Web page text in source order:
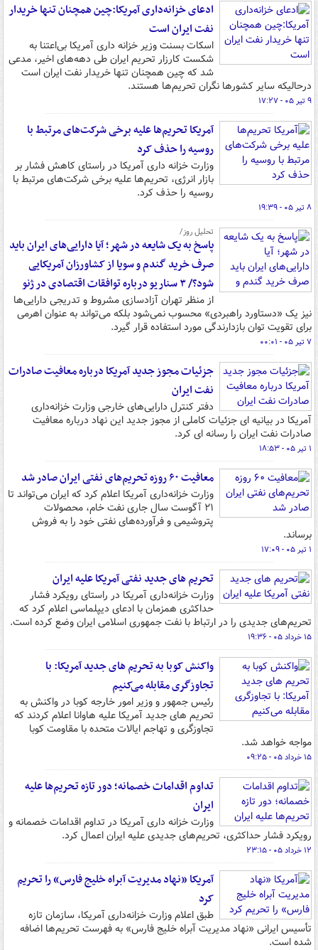
ادعای خزانه‌داری آمریکا:چین همچنان تنها خریدار
نفت ایران است
اسکات بسنت وزیر خزانه داری آمریکا بی‌اعتنا به
شکست کارزار تحریم ایران طی دهه‌های اخیر، مدعی
شد که چین همچنان تنها خریدار نفت ایران است
درحالیکه سایر کشورها نگران تحریم‌ها هستند.
۹ تیر ۰۵ - ۱۷:۲۷
آمریکا تحریم‌ها علیه برخی شرکت‌های مرتبط با
روسیه را حذف کرد
وزارت خزانه داری آمریکا در راستای کاهش فشار بر
بازار انرژی، تحریم‌ها علیه برخی شرکت‌های مرتبط با
روسیه را حذف کرد.
۸ تیر ۰۵ - ۱۹:۳۹
تحلیل روز/
پاسخ به یک شایعه در شهر؛ آیا دارایی‌های ایران باید
صرف خرید گندم و سویا از کشاورزان آمریکایی
شود؟/ ۳ سناریو درباره توافقات اقتصادی در ژنو
از منظر تهران آزادسازی مشروط و تدریجی دارایی‌ها
نیز یک «دستاورد راهبردی» محسوب نمی‌شود بلکه می‌تواند به عنوان اهرمی
برای تقویت توان بازدارندگی مورد استفاده قرار گیرد.
۷ تیر ۰۵ - ۰۰:۰۱
جزئیات مجوز جدید آمریکا درباره معافیت صادرات
نفت ایران
دفتر کنترل دارایی‌های خارجی وزارت خزانه‌داری
آمریکا در بیانیه ای جزئیات کاملی از مجوز جدید این نهاد درباره معافیت
صادرات نفت ایران را رسانه ای کرد.
۱ تیر ۰۵ - ۱۸:۵۳
معافیت ۶۰ روزه تحریم‌های نفتی ایران صادر شد
وزارت خزانه‌داری آمریکا اعلام کرد که ایران می‌تواند تا
۲۱ آگوست سال جاری نفت خام، محصولات
پتروشیمی و فرآورده‌های نفتی خود را به فروش
برساند.
۱ تیر ۰۵ - ۱۷:۰۹
تحریم های جدید نفتی آمریکا علیه ایران
وزارت خزانه‌داری آمریکا در راستای رویکرد فشار
حداکثری همزمان با ادعای دیپلماسی اعلام کرد که
تحریم‌های جدیدی را در ارتباط با نفت جمهوری اسلامی ایران وضع کرده است.
۱۵ خرداد ۰۵ - ۱۹:۳۶
واکنش کوبا به تحریم های جدید آمریکا: با
تجاوزگری مقابله می‌کنیم
رئیس جمهور و وزیر امور خارجه کوبا در واکنش به
تحریم های جدید آمریکا علیه هاوانا اعلام کردند که
تجاوزگری و تهاجم ایالات متحده با مقاومت کوبا
مواجه خواهد شد.
۱۵ خرداد ۰۵ - ۰۹:۲۵
تداوم اقدامات خصمانه؛ دور تازه تحریم‌ها علیه
ایران
وزارت خزانه داری آمریکا در تداوم اقدامات خصمانه و
رویکرد فشار حداکثری، تحریم‌های جدیدی علیه ایران اعمال کرد.
۱۲ خرداد ۰۵ - ۲۳:۱۵
آمریکا «نهاد مدیریت آبراه خلیج فارس» را تحریم
کرد
طبق اعلام وزارت خزانه‌داری آمریکا، سازمان تازه
تأسیس ایرانی «نهاد مدیریت آبراه خلیج فارس» به فهرست تحریم‌ها اضافه
شده است.